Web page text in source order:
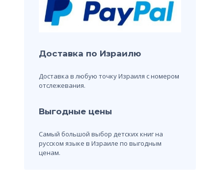
Доставка по Израилю
Доставка в любую точку Израиля с номером
отслежевания.
Выгодные цены
Самый большой выбор детских книг на
русском языке в Израиле по выгодным
ценам.